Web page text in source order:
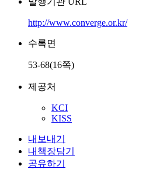
http://www.converge.or.kr/
수록면
53-68(16쪽)
제공처
KCI
KISS
내보내기
내책장담기
공유하기